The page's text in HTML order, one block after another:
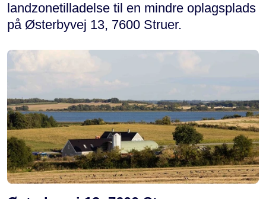
landzonetilladelse til en mindre oplagsplads
på Østerbyvej 13, 7600 Struer.